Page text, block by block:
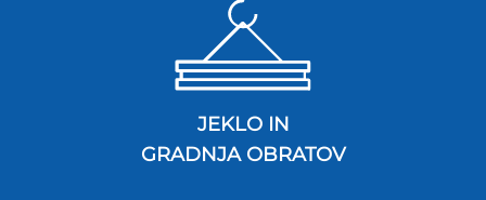
JEKLO IN
GRADNJA OBRATOV